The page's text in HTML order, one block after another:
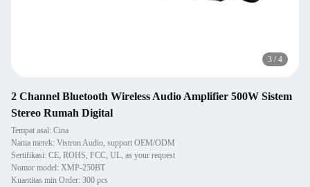
3 / 4
2 Channel Bluetooth Wireless Audio Amplifier 500W Sistem
Stereo Rumah Digital
Tempat asal: Cina
Nama merek: Vistron Audio, support OEM/ODM
Sertifikasi: CE, ROHS, FCC, UL, as your request
Nomor model: XMP-250BT
Kuantitas min Order: 300 pcs